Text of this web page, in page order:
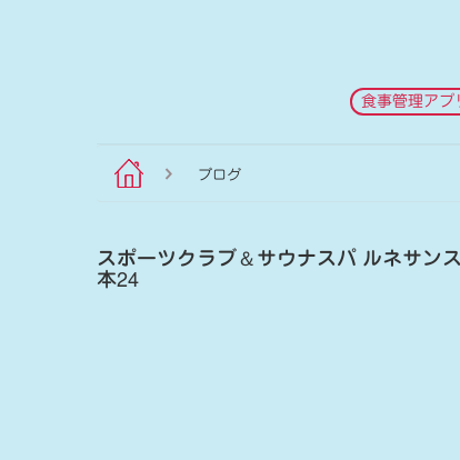
食事管理アプ
ブログ
スポーツクラブ＆サウナスパ ルネサン
本24